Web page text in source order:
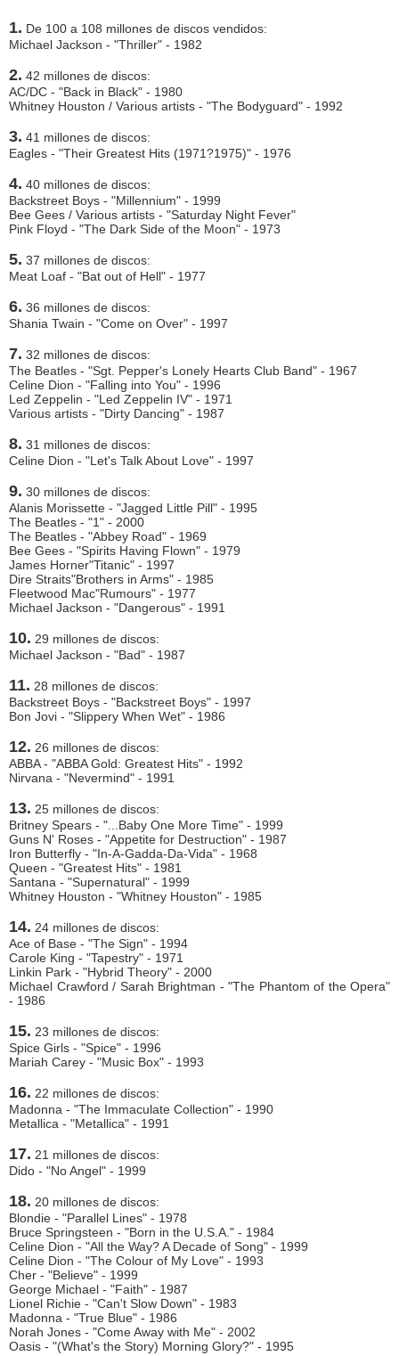
1. De 100 a 108 millones de discos vendidos:
Michael Jackson - "Thriller" - 1982
2. 42 millones de discos:
AC/DC - "Back in Black" - 1980
Whitney Houston / Various artists - "The Bodyguard" - 1992
3. 41 millones de discos:
Eagles - "Their Greatest Hits (1971?1975)" - 1976
4. 40 millones de discos:
Backstreet Boys - "Millennium" - 1999
Bee Gees / Various artists - "Saturday Night Fever"
Pink Floyd - "The Dark Side of the Moon" - 1973
5. 37 millones de discos:
Meat Loaf - "Bat out of Hell" - 1977
6. 36 millones de discos:
Shania Twain - "Come on Over" - 1997
7. 32 millones de discos:
The Beatles - "Sgt. Pepper's Lonely Hearts Club Band" - 1967
Celine Dion - "Falling into You" - 1996
Led Zeppelin - "Led Zeppelin IV" - 1971
Various artists - "Dirty Dancing" - 1987
8. 31 millones de discos:
Celine Dion - "Let's Talk About Love" - 1997
9. 30 millones de discos:
Alanis Morissette - "Jagged Little Pill" - 1995
The Beatles - "1" - 2000
The Beatles - "Abbey Road" - 1969
Bee Gees - "Spirits Having Flown" - 1979
James Horner"Titanic" - 1997
Dire Straits"Brothers in Arms" - 1985
Fleetwood Mac"Rumours" - 1977
Michael Jackson - "Dangerous" - 1991
10. 29 millones de discos:
Michael Jackson - "Bad" - 1987
11. 28 millones de discos:
Backstreet Boys - "Backstreet Boys" - 1997
Bon Jovi - "Slippery When Wet" - 1986
12. 26 millones de discos:
ABBA - "ABBA Gold: Greatest Hits" - 1992
Nirvana - "Nevermind" - 1991
13. 25 millones de discos:
Britney Spears - "...Baby One More Time" - 1999
Guns N' Roses - "Appetite for Destruction" - 1987
Iron Butterfly - "In-A-Gadda-Da-Vida" - 1968
Queen - "Greatest Hits" - 1981
Santana - "Supernatural" - 1999
Whitney Houston - "Whitney Houston" - 1985
14. 24 millones de discos:
Ace of Base - "The Sign" - 1994
Carole King - "Tapestry" - 1971
Linkin Park - "Hybrid Theory" - 2000
Michael Crawford / Sarah Brightman - "The Phantom of the Opera"
- 1986
15. 23 millones de discos:
Spice Girls - "Spice" - 1996
Mariah Carey - "Music Box" - 1993
16. 22 millones de discos:
Madonna - "The Immaculate Collection" - 1990
Metallica - "Metallica" - 1991
17. 21 millones de discos:
Dido - "No Angel" - 1999
18. 20 millones de discos:
Blondie - "Parallel Lines" - 1978
Bruce Springsteen - "Born in the U.S.A." - 1984
Celine Dion - "All the Way? A Decade of Song" - 1999
Celine Dion - "The Colour of My Love" - 1993
Cher - "Believe" - 1999
George Michael - "Faith" - 1987
Lionel Richie - "Can't Slow Down" - 1983
Madonna - "True Blue" - 1986
Norah Jones - "Come Away with Me" - 2002
Oasis - "(What's the Story) Morning Glory?" - 1995